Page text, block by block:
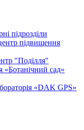
підрозділи
підвищення
"Поділля"
«Ботанічний сад»
«DAK GPS»